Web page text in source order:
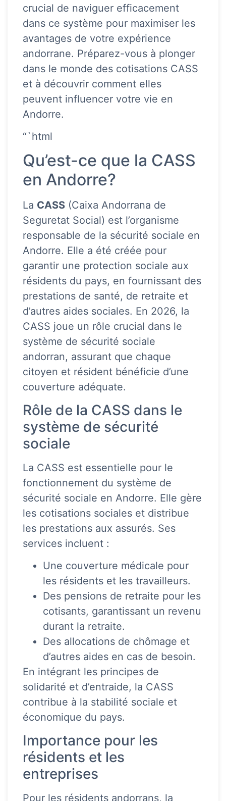
crucial de naviguer efficacement
dans ce système pour maximiser les
avantages de votre expérience
andorrane. Préparez-vous à plonger
dans le monde des cotisations CASS
et à découvrir comment elles
peuvent influencer votre vie en
Andorre.
“`html
Qu’est-ce que la CASS
en Andorre?
La CASS (Caixa Andorrana de
Seguretat Social) est l’organisme
responsable de la sécurité sociale en
Andorre. Elle a été créée pour
garantir une protection sociale aux
résidents du pays, en fournissant des
prestations de santé, de retraite et
d’autres aides sociales. En 2026, la
CASS joue un rôle crucial dans le
système de sécurité sociale
andorran, assurant que chaque
citoyen et résident bénéficie d’une
couverture adéquate.
Rôle de la CASS dans le
système de sécurité
sociale
La CASS est essentielle pour le
fonctionnement du système de
sécurité sociale en Andorre. Elle gère
les cotisations sociales et distribue
les prestations aux assurés. Ses
services incluent :
Une couverture médicale pour
les résidents et les travailleurs.
Des pensions de retraite pour les
cotisants, garantissant un revenu
durant la retraite.
Des allocations de chômage et
d’autres aides en cas de besoin.
En intégrant les principes de
solidarité et d’entraide, la CASS
contribue à la stabilité sociale et
économique du pays.
Importance pour les
résidents et les
entreprises
Pour les résidents andorrans, la